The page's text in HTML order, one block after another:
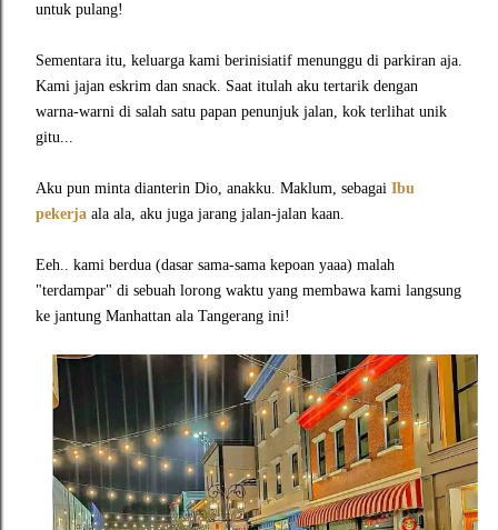
untuk pulang!
Sementara itu, keluarga kami berinisiatif menunggu di parkiran aja.
Kami jajan eskrim dan snack. Saat itulah aku tertarik dengan
warna-warni di salah satu papan penunjuk jalan, kok terlihat unik
gitu...
Aku pun minta dianterin Dio, anakku. Maklum, sebagai Ibu
pekerja ala ala, aku juga jarang jalan-jalan kaan.
Eeh.. kami berdua (dasar sama-sama kepoan yaaa) malah
"terdampar" di sebuah lorong waktu yang membawa kami langsung
ke jantung Manhattan ala Tangerang ini!